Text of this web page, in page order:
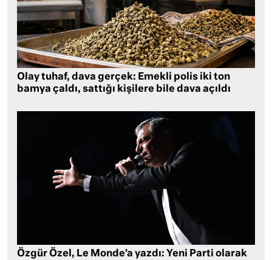
Olay tuhaf, dava gerçek: Emekli polis iki ton
bamya çaldı, sattığı kişilere bile dava açıldı
Özgür Özel, Le Monde’a yazdı: Yeni Parti olarak